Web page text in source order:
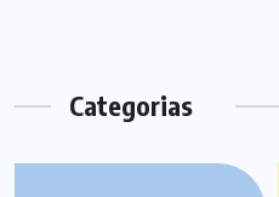
Categorias